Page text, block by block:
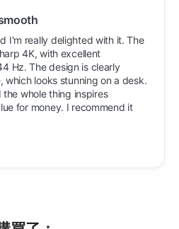
I'm really delighted with it. The
4K, with excellent
Hz. The design is clearly
which looks stunning on a desk.
whole thing inspires
for money. I recommend it